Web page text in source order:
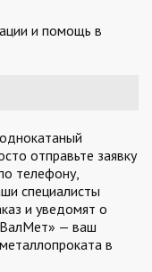
и помощь в
отправьте заявку
телефону,
специалисты
и уведомят о
— ваш
в